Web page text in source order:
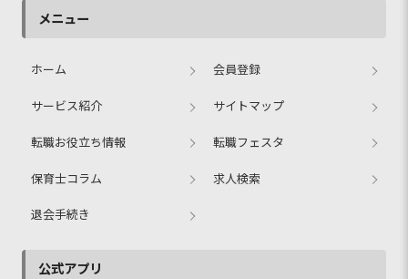
メニュー
ホーム 会員登録
サービス紹介 サイトマップ
転職お役立ち情報 転職フェスタ
保育士コラム 求人検索
退会手続き
公式アプリ